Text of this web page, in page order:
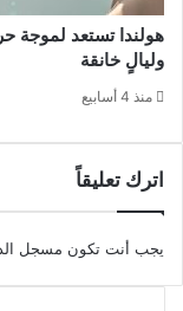
هولندا تستعد لموجة
وليالٍ خانقة
منذ 4 أسابيع
اترك تعليقاً
يجب أنت تكون مسجل